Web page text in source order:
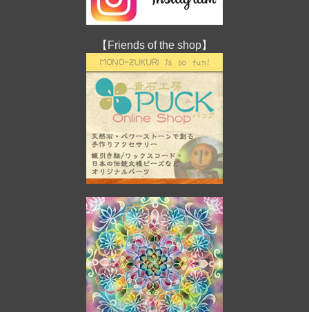
【Friends of the shop】